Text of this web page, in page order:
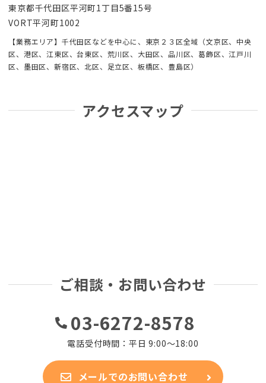
東京都千代田区平河町1丁目5番15号
VORT平河町1002
【業務エリア】千代田区などを中心に、東京２３区全域（文京区、中央
区、港区、江東区、台東区、荒川区、大田区、品川区、葛飾区、江戸川
区、墨田区、新宿区、北区、足立区、板橋区、豊島区）
アクセスマップ
ご相談・お問い合わせ
03-6272-8578
電話受付時間：平日 9:00～18:00
メールでのお問い合わせ